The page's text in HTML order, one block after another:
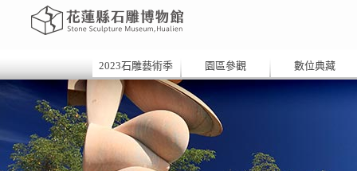
2023石雕藝術季 園區參觀 數位典藏